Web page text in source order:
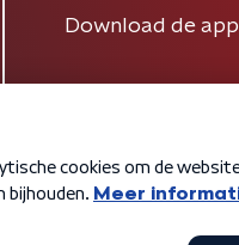
Download de app